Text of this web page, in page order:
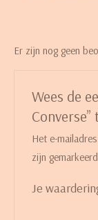
Er zijn nog geen
Wees de
Het e-
zijn
Je